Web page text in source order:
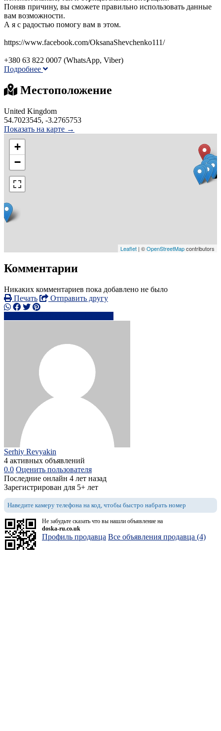
Поняв причину, вы сможете правильно использовать данные
вам возможности.
А я с радостью помогу вам в этом.
https://www.facebook.com/OksanaShevchenko111/
+380 63 822 0007 (WhatsApp, Viber)
Подробнее
Местоположение
United Kingdom
54.7023545, -3.2765753
Показать на карте →
+
−
Leaflet | ©OpenStreetMapcontributors
Комментарии
Никаких комментариев пока добавлено не было
Печать
Отправить другу
Serhiy Revyakin
4 активных объявлений
0.0 Оценить пользователя
Последние онлайн 4 лет назад
Зарегистрирован для 5+ лет
Наведите камеру телефона на код, чтобы быстро набрать номер
Не забудьте сказать что вы нашли объявление на
doska-ru.co.uk
Профиль продавца Все объявления продавца (4)